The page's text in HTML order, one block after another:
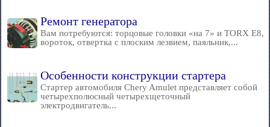
Ремонт генератора
Вам потребуются: торцовые головки «на 7» и TORX E8,
вороток, отвертка с плоским лезвием, паяльник,...
Особенности конструкции стартера
Стартер автомобиля Chery Amulet представляет собой
четырехполюсный четырехщеточный
электродвигатель...